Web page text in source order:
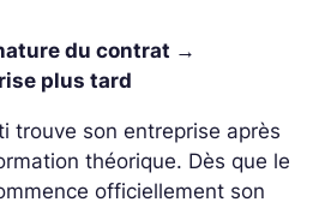
du contrat →
plus tard
trouve son entreprise après
théorique. Dès que le
officiellement son